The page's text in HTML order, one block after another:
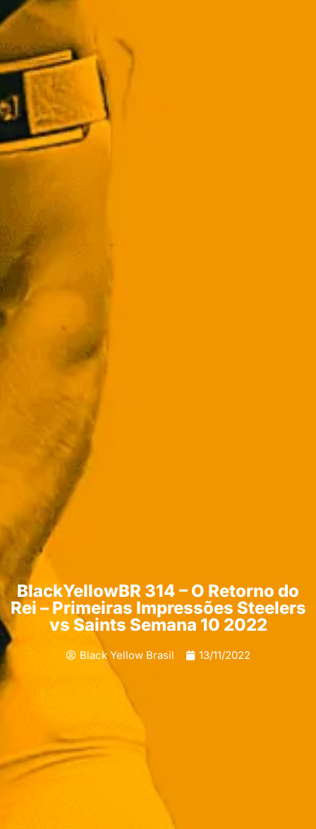
BlackYellowBR 314 – O Retorno do
Rei – Primeiras Impressões Steelers
vs Saints Semana 10 2022
Black Yellow Brasil 13/11/2022